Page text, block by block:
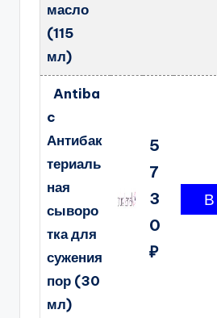
масло
(115
мл)
Antiba
c
Антибак
териаль
ная
сыворо
тка для
сужения
пор (30
мл)
5
7
3
0
₽